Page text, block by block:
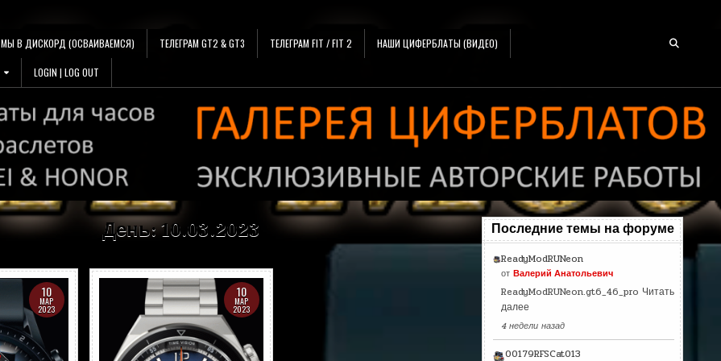
МЫ В ДИСКОРД (ОСВАИВАЕМСЯ) ТЕЛЕГРАМ GT2 & GT3 ТЕЛЕГРАМ FIT / FIT 2 НАШИ ЦИФЕРБЛАТЫ (ВИДЕО)
LOGIN | LOG OUT
День:10.03.2023
10
МАР
2023
10
МАР
2023
Последние темы на форуме
ReadyModRUNeon
от Валерий Анатольевич
ReadyModRUNeon.gt6_46_pro Читать
далее
4 недели назад
00179RFSCat013